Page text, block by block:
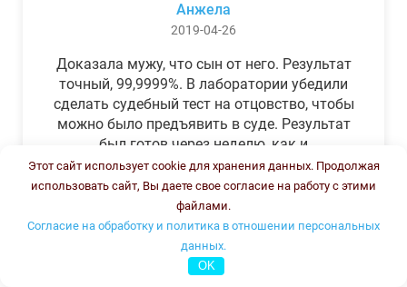
Анжела
2019-04-26
Доказала мужу, что сын от него. Результат
точный, 99,9999%. В лаборатории убедили
сделать судебный тест на отцовство, чтобы
можно было предъявить в суде. Результат
был готов через неделю, как и
обещали.Теперь муж бегает и извиняется.
Этот сайт использует cookie для хранения данных. Продолжая
использовать сайт, Вы даете свое согласие на работу с этими
файлами.
Согласие на обработку и политика в отношении персональных
данных.
OK